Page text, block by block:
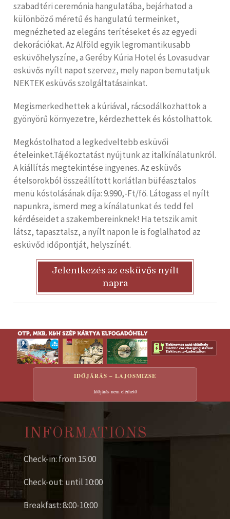
szabadtéri ceremónia hangulatába, bejárhatod a
különböző méretű és hangulatú termeinket,
megnézheted az elegáns terítéseket és az egyedi
dekorációkat. Az Alföld egyik legromantikusabb
esküvőhelyszíne, a Geréby Kúria Hotel és Lovasudvar
esküvős nyílt napot szervez, mely napon bemutatjuk
NEKTEK esküvős szolgáltatásainkat.
Megismerkedhettek a kúriával, rácsodálkozhattok a
gyönyörű környezetre, kérdezhettek és kóstolhattok.
Megkóstolhatod a legkedveltebb esküvői
ételeinket.Tájékoztatást nyújtunk az italkínálatunkról.
A kiállítás megtekintése ingyenes. Az esküvős
ételsorokból összeállított korlátlan büféasztalos
menü kóstolásának díja: 9.990,-Ft/fő. Látogass el nyílt
napunkra, ismerd meg a kínálatunkat és tedd fel
kérdéseidet a szakembereinknek! Ha tetszik amit
látsz, tapasztalsz, a nyílt napon le is foglalhatod az
esküvőd időpontját, helyszínét.
Jelentkezés az esküvős nyílt
napra
IDŐJÁRÁS – LAJOSMIZSE
Időjárás nem elérhető
INFORMATIONS
Check-in: from 15:00
Check-out: until 10:00
Breakfast: 8:00-10:00